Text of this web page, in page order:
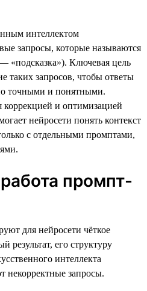
интеллектом
запросы, которые называются
«подсказка»). Ключевая цель
таких запросов, чтобы ответы
точными и понятными.
и оптимизацией
нейросети понять контекст
с отдельными промптами,
промпт-
для нейросети чёткое
результат, его структуру
интеллекта
некорректные запросы.